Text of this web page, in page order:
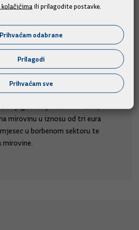
braniteljske mirovine
sudjelovanja u obrani
ciljem povećanja braniteljskih
najniže braniteljske
njegovatelje ratnih invalida,
mirovinu u iznosu od tri eura
u borbenom sektoru te
mirovine.
ili prilagodite postavke.
Prihvaćam odabrane
Prilagodi
Prihvaćam sve